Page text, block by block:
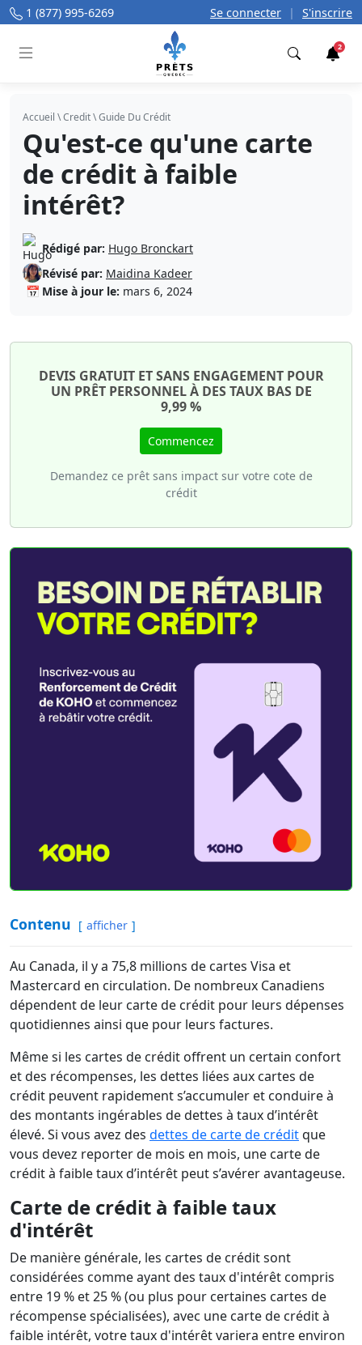
1 (877) 995-6269 Se connecter | S'inscrire
2
Accueil \Credit\Guide Du Crédit
Qu'est-ce qu'une carte
de crédit à faible
intérêt?
Rédigé par: Hugo Bronckart
Révisé par: Maidina Kadeer
📅 Mise à jour le: mars 6, 2024
DEVIS GRATUIT ET SANS ENGAGEMENT POUR
UN PRÊT PERSONNEL À DES TAUX BAS DE
9,99 %
Commencez
Demandez ce prêt sans impact sur votre cote de
crédit
Contenu afficher
Au Canada, il y a 75,8 millions de cartes Visa et
Mastercard en circulation. De nombreux Canadiens
dépendent de leur carte de crédit pour leurs dépenses
quotidiennes ainsi que pour leurs factures.
Même si les cartes de crédit offrent un certain confort
et des récompenses, les dettes liées aux cartes de
crédit peuvent rapidement s’accumuler et conduire à
des montants ingérables de dettes à taux d’intérêt
élevé. Si vous avez des dettes de carte de créditque
vous devez reporter de mois en mois, une carte de
crédit à faible taux d’intérêt peut s’avérer avantageuse.
Carte de crédit à faible taux
d'intérêt
De manière générale, les cartes de crédit sont
considérées comme ayant des taux d'intérêt compris
entre 19 % et 25 % (ou plus pour certaines cartes de
récompense spécialisées), avec une carte de crédit à
faible intérêt, votre taux d'intérêt variera entre environ